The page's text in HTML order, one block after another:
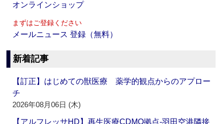
オンラインショップ
まずはご登録ください
メールニュース 登録（無料）
新着記事
【訂正】はじめての獣医療 薬学的観点からのアプロー
チ
2026年08月06日 (木)
【アルフレッサHD】再生医療CDMO拠点‐羽田空港隣接